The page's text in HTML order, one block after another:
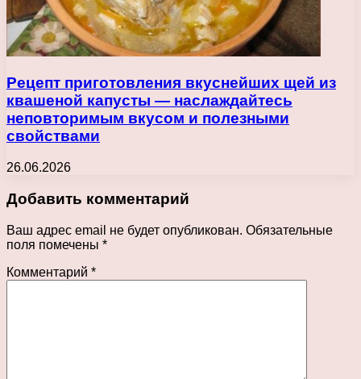
Рецепт приготовления вкуснейших щей из
квашеной капусты — наслаждайтесь
неповторимым вкусом и полезными
свойствами
26.06.2026
Добавить комментарий
Ваш адрес email не будет опубликован. Обязательные
поля помечены *
Комментарий *